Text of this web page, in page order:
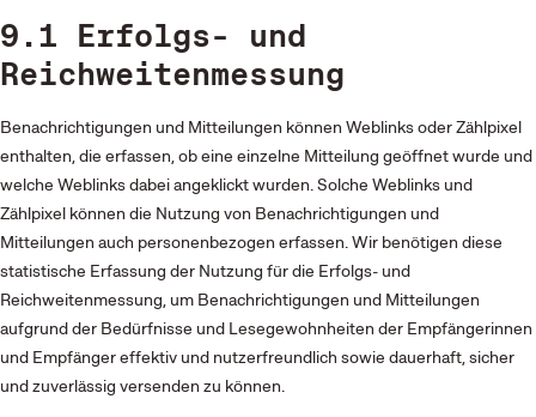
9.1 Erfolgs- und
Reichweitenmessung
Benachrichtigungen und Mitteilungen können Weblinks oder Zählpixel
enthalten, die erfassen, ob eine einzelne Mitteilung geöffnet wurde und
welche Weblinks dabei angeklickt wurden. Solche Weblinks und
Zählpixel können die Nutzung von Benachrichtigungen und
Mitteilungen auch personenbezogen erfassen. Wir benötigen diese
statistische Erfassung der Nutzung für die Erfolgs- und
Reichweitenmessung, um Benachrichtigungen und Mitteilungen
aufgrund der Bedürfnisse und Lesegewohnheiten der Empfängerinnen
und Empfänger effektiv und nutzerfreundlich sowie dauerhaft, sicher
und zuverlässig versenden zu können.